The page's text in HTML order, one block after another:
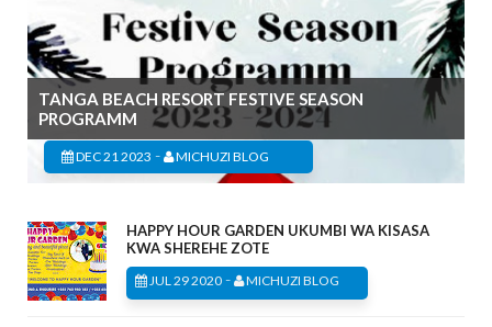
TANGA BEACH RESORT FESTIVE SEASON
PROGRAMM
DEC 21 2023 - MICHUZI BLOG
HAPPY HOUR GARDEN UKUMBI WA KISASA
KWA SHEREHE ZOTE
JUL 29 2020 - MICHUZI BLOG